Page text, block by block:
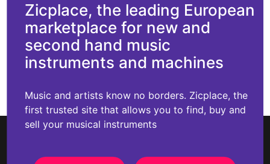
Zicplace, the leading European
marketplace for new and
second hand music
instruments and machines
Music and artists know no borders. Zicplace, the
first trusted site that allows you to find, buy and
sell your musical instruments